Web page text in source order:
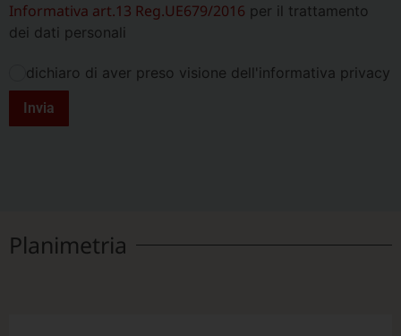
Informativa art.13 Reg.UE679/2016 per il trattamento
dei dati personali
dichiaro di aver preso visione dell'informativa privacy
Invia
Planimetria